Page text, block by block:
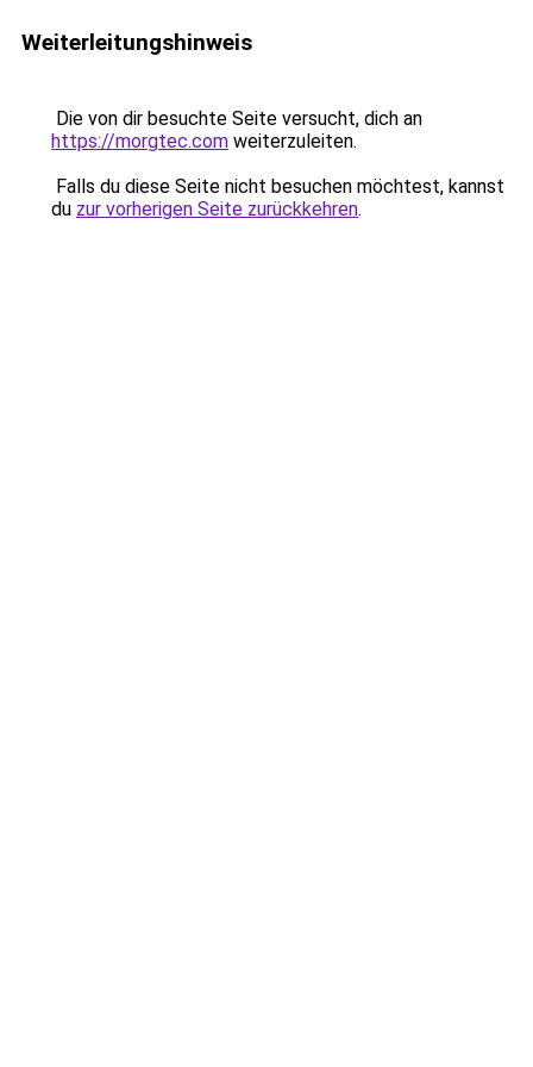
Weiterleitungshinweis
Die von dir besuchte Seite versucht, dich an
https://morgtec.com weiterzuleiten.
Falls du diese Seite nicht besuchen möchtest, kannst
du zur vorherigen Seite zurückkehren.